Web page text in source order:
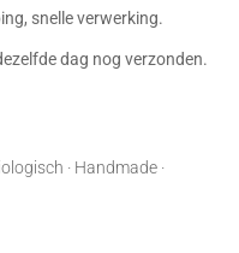
snelle verwerking.
dag nog verzonden.
· Handmade ·